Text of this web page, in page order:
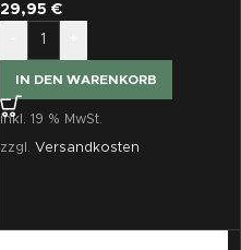
29,95 €
IN DEN WARENKORB
inkl. 19 % MwSt.
zzgl. Versandkosten